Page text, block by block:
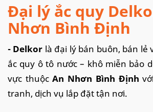
Đại lý ắc quy
Nhơn Bình Định
- Delkor là đại lý bán buôn, bán lẻ
ắc quy ô tô nước – khô miễn bảo
vực thuộcAn Nhơn Bình Định
tranh, dịch vụ lắp đặt tận nơi.